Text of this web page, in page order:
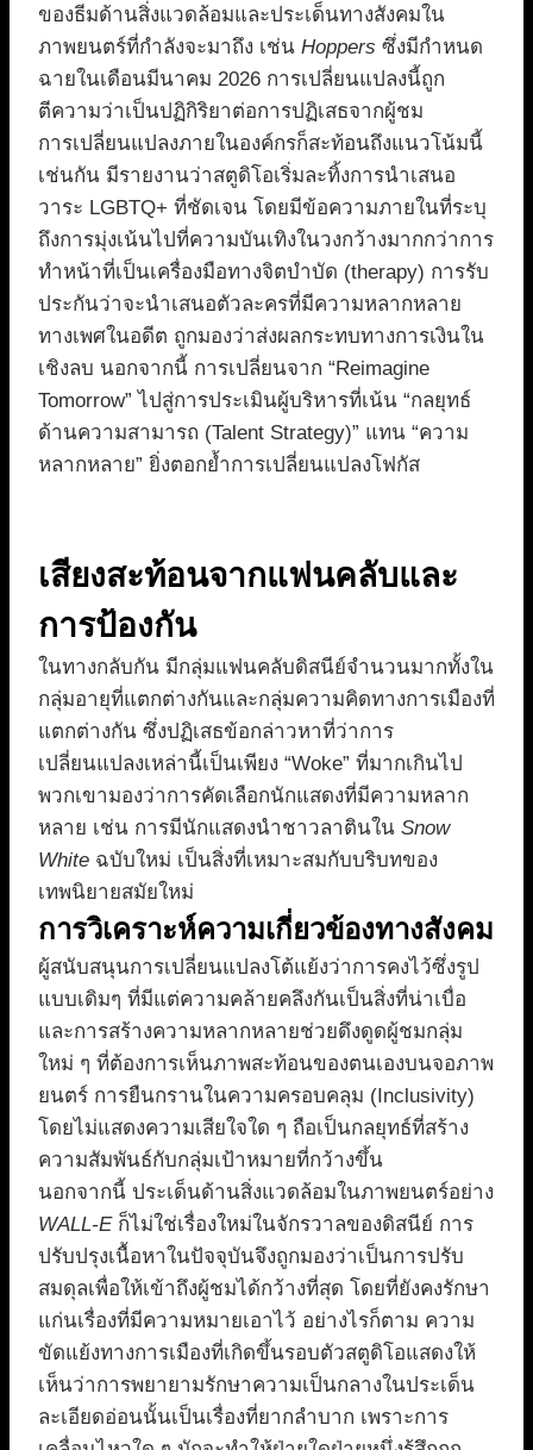
ของธีมด้านสิ่งแวดล้อมและประเด็นทางสังคมใน
ภาพยนตร์ที่กำลังจะมาถึง เช่น Hoppers ซึ่งมีกำหนด
ฉายในเดือนมีนาคม 2026 การเปลี่ยนแปลงนี้ถูก
ตีความว่าเป็นปฏิกิริยาต่อการปฏิเสธจากผู้ชม
การเปลี่ยนแปลงภายในองค์กรก็สะท้อนถึงแนวโน้มนี้
เช่นกัน มีรายงานว่าสตูดิโอเริ่มละทิ้งการนำเสนอ
วาระ LGBTQ+ ที่ชัดเจน โดยมีข้อความภายในที่ระบุ
ถึงการมุ่งเน้นไปที่ความบันเทิงในวงกว้างมากกว่าการ
ทำหน้าที่เป็นเครื่องมือทางจิตบำบัด (therapy) การรับ
ประกันว่าจะนำเสนอตัวละครที่มีความหลากหลาย
ทางเพศในอดีต ถูกมองว่าส่งผลกระทบทางการเงินใน
เชิงลบ นอกจากนี้ การเปลี่ยนจาก “Reimagine
Tomorrow” ไปสู่การประเมินผู้บริหารที่เน้น “กลยุทธ์
ด้านความสามารถ (Talent Strategy)” แทน “ความ
หลากหลาย” ยิ่งตอกย้ำการเปลี่ยนแปลงโฟกัส
เสียงสะท้อนจากแฟนคลับและ
การป้องกัน
ในทางกลับกัน มีกลุ่มแฟนคลับดิสนีย์จำนวนมากทั้งใน
กลุ่มอายุที่แตกต่างกันและกลุ่มความคิดทางการเมืองที่
แตกต่างกัน ซึ่งปฏิเสธข้อกล่าวหาที่ว่าการ
เปลี่ยนแปลงเหล่านี้เป็นเพียง “Woke” ที่มากเกินไป
พวกเขามองว่าการคัดเลือกนักแสดงที่มีความหลาก
หลาย เช่น การมีนักแสดงนำชาวลาตินใน Snow
White ฉบับใหม่ เป็นสิ่งที่เหมาะสมกับบริบทของ
เทพนิยายสมัยใหม่
การวิเคราะห์ความเกี่ยวข้องทางสังคม
ผู้สนับสนุนการเปลี่ยนแปลงโต้แย้งว่าการคงไว้ซึ่งรูป
แบบเดิมๆ ที่มีแต่ความคล้ายคลึงกันเป็นสิ่งที่น่าเบื่อ
และการสร้างความหลากหลายช่วยดึงดูดผู้ชมกลุ่ม
ใหม่ ๆ ที่ต้องการเห็นภาพสะท้อนของตนเองบนจอภาพ
ยนตร์ การยืนกรานในความครอบคลุม (Inclusivity)
โดยไม่แสดงความเสียใจใด ๆ ถือเป็นกลยุทธ์ที่สร้าง
ความสัมพันธ์กับกลุ่มเป้าหมายที่กว้างขึ้น
นอกจากนี้ ประเด็นด้านสิ่งแวดล้อมในภาพยนตร์อย่าง
WALL-Eก็ไม่ใช่เรื่องใหม่ในจักรวาลของดิสนีย์ การ
ปรับปรุงเนื้อหาในปัจจุบันจึงถูกมองว่าเป็นการปรับ
สมดุลเพื่อให้เข้าถึงผู้ชมได้กว้างที่สุด โดยที่ยังคงรักษา
แก่นเรื่องที่มีความหมายเอาไว้ อย่างไรก็ตาม ความ
ขัดแย้งทางการเมืองที่เกิดขึ้นรอบตัวสตูดิโอแสดงให้
เห็นว่าการพยายามรักษาความเป็นกลางในประเด็น
ละเอียดอ่อนนั้นเป็นเรื่องที่ยากลำบาก เพราะการ